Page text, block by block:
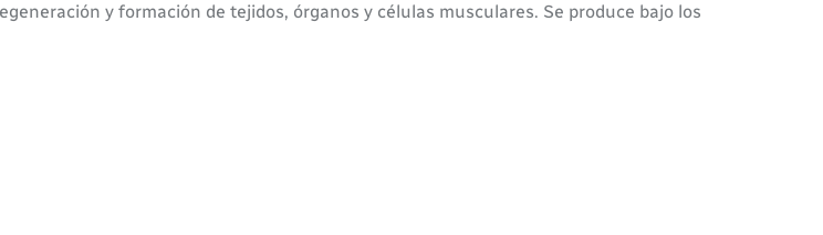
y formación de tejidos, órganos y células musculares. Se produce bajo los